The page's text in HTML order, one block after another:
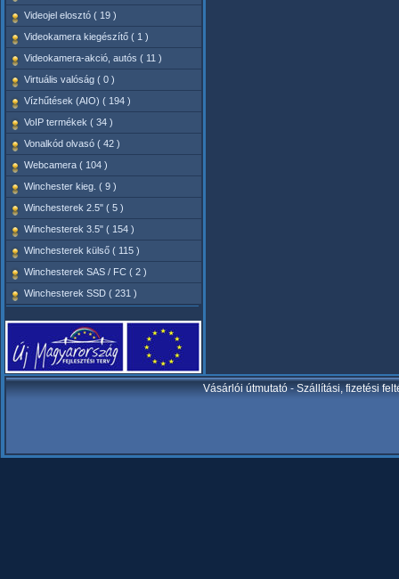
Videojel elosztó ( 19 )
Videokamera kiegészítő ( 1 )
Videokamera-akció, autós ( 11 )
Virtuális valóság ( 0 )
Vízhűtések (AIO) ( 194 )
VoIP termékek ( 34 )
Vonalkód olvasó ( 42 )
Webcamera ( 104 )
Winchester kieg. ( 9 )
Winchesterek 2.5" ( 5 )
Winchesterek 3.5" ( 154 )
Winchesterek külső ( 115 )
Winchesterek SAS / FC ( 2 )
Winchesterek SSD ( 231 )
Vásárlói útmutató-Szállítási, fizetési